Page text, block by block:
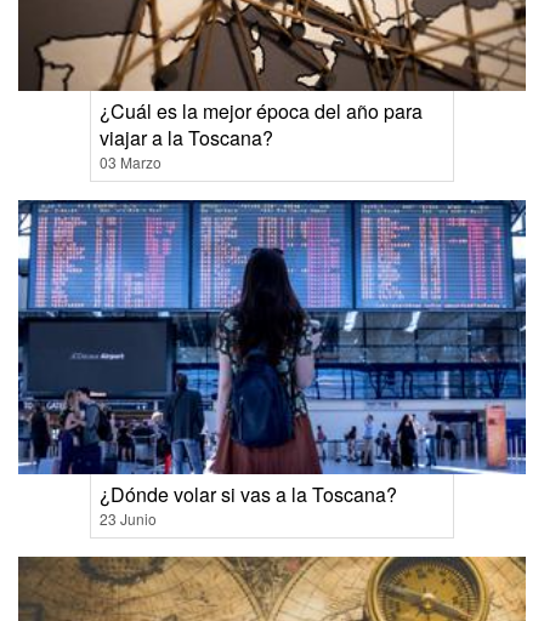
¿Cuál es la mejor época del año para
viajar a la Toscana?
03 Marzo
¿Dónde volar si vas a la Toscana?
23 Junio